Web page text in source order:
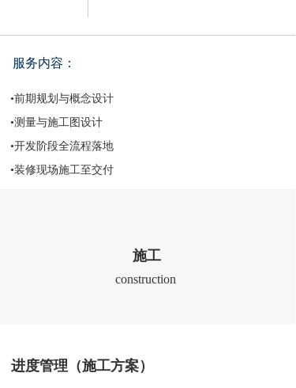
服务内容：
•前期规划与概念设计
•测量与施工图设计
•开发阶段全流程落地
•装修现场施工至交付
施工
construction
进度管理（施工方案）